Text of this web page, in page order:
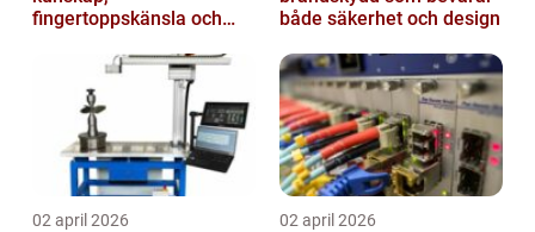
fingertoppskänsla och
både säkerhet och design
02 april 2026 02 april 2026